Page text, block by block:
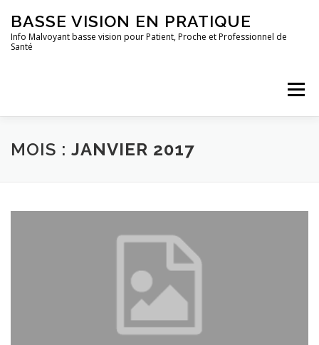
contenu
BASSE VISION EN PRATIQUE
Info Malvoyant basse vision pour Patient, Proche et Professionnel de
Santé
Menu
ACCUEIL QUI SUIS-JE ? TOUS LES ARTICLES
MOIS : JANVIER 2017